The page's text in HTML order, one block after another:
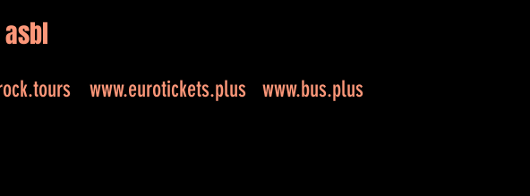
www.eurotickets.plus www.bus.plus